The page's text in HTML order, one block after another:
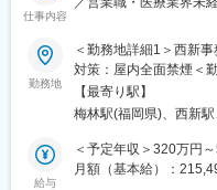
・利用者様との接点は
・無料駐車場あり
■サンシルバー直方につ
・医療法人直心会西田
ービスも展開し地場に
・当法人は介護職員等
仕事内容
◎求人の魅力◎
・未経験歓迎で営業職
業にチャレンジしたい
ひご応募ください！
・転勤無し。出張も九
とができます。
・業績好調・福岡市内
勤務地
＜勤務地詳細1＞西新
対策：屋内全面禁煙＜
市早良区西新2-15-13
鉄空港線／西新駅受動
【最寄り駅】
梅林駅(福岡県)、西新
給与
＜予定年収＞320万円
月額（基本給）：